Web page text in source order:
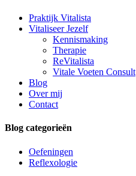
Praktijk Vitalista
Vitaliseer Jezelf
Kennismaking
Therapie
ReVitalista
Vitale Voeten Consult
Blog
Over mij
Contact
Blog categorieën
Oefeningen
Reflexologie